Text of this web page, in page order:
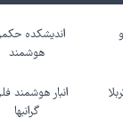
اندیشکده
هوشمند
انبار هوشمند
گرانبها